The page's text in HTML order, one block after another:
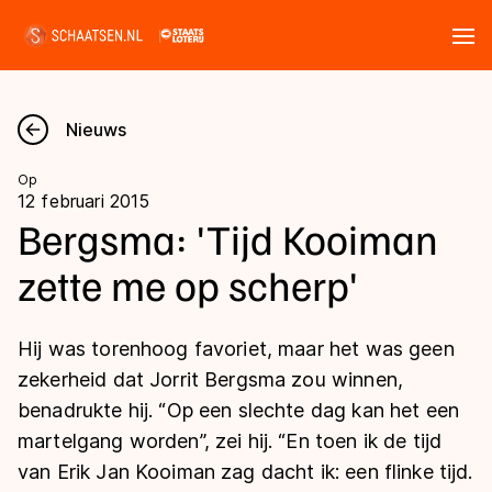
Nieuws
Kalender
Disciplines
Langebaan
Shorttrack
Inlineskaten
Uitslagen
Langebaan
Shorttrack
Marathon
Tijden & historie
Ranglijsten Langebaan
Nieuws
Op
12 februari 2015
Bergsma: 'Tijd Kooiman
zette me op scherp'
Hij was torenhoog favoriet, maar het was geen
zekerheid dat Jorrit Bergsma zou winnen,
benadrukte hij. “Op een slechte dag kan het een
martelgang worden”, zei hij. “En toen ik de tijd
van Erik Jan Kooiman zag dacht ik: een flinke tijd.